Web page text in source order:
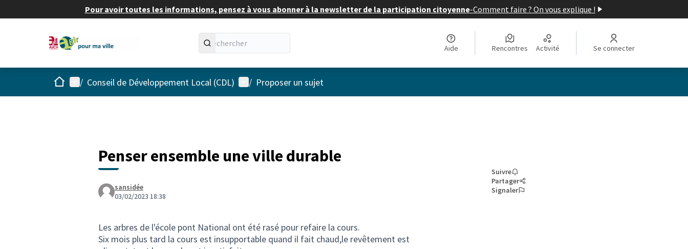
Pour avoir toutes les informations, pensez à vous abonner à la newsletter de la participation citoyenne-Comment faire ? On vous explique !
Aide Rencontres Activité Se connecter
AccueilMenu principal
/ Conseil de Développement Local (CDL) Menu utilisateur
/ Proposer un sujet
Penser ensemble une ville durable
sansidée
03/02/2023 18:38
Les arbres de l'école pont National ont été rasé pour refaire la cours.
Six mois plus tard la cours est insupportable quand il fait chaud,le revêtement est
Suivre
Partager
Signaler